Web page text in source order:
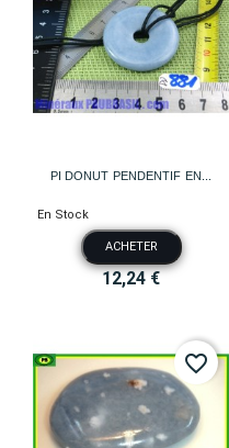
PI DONUT PENDENTIF EN...
En Stock
ACHETER
12,24 €
favorite_border